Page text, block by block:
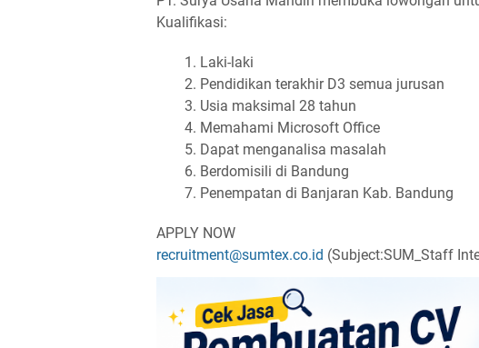
Kualifikasi:
Laki-laki
Pendidikan terakhir D3 semua jurusan
Usia maksimal 28 tahun
Memahami Microsoft Office
Dapat menganalisa masalah
Berdomisili di Bandung
Penempatan di Banjaran Kab. Bandung
APPLY NOW
recruitment@sumtex.co.id (Subject:SUM_Staff